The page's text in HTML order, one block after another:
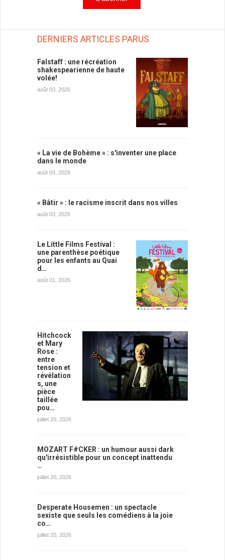
DERNIERS ARTICLES PARUS
Falstaff : une récréation
shakespearienne de haute
volée!
août 03, 2026
« La vie de Bohème » : s'inventer une place
dans le monde
août 03, 2026
« Bâtir » : le racisme inscrit dans nos villes
août 03, 2026
Le Little Films Festival :
une parenthèse poétique
pour les enfants au Quai
d…
août 01, 2026
Hitchcock
et Mary
Rose :
entre
tension et
révélation
s, une
pièce
taillée
pou…
juillet 20, 2026
MOZART F#CKER : un humour aussi dark
qu'irrésistible pour un concept inattendu
…
juillet 20, 2026
Desperate Housemen : un spectacle
sexiste que seuls les comédiens à la joie
co…
juillet 20, 2026